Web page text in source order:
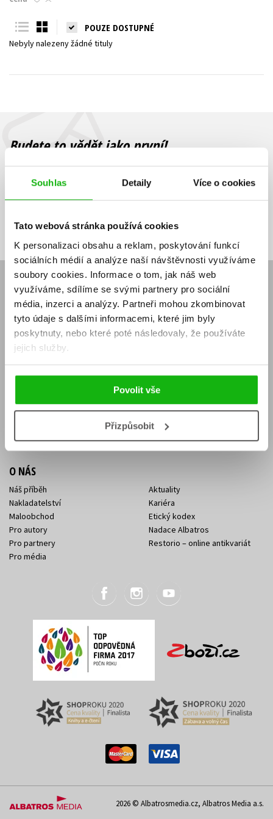
Souhlas Detaily Více o cookies
Tato webová stránka používá cookies
K personalizaci obsahu a reklam, poskytování funkcí
sociálních médií a analýze naší návštěvnosti využíváme
soubory cookies. Informace o tom, jak náš web
využíváme, sdílíme se svými partnery pro sociální
média, inzerci a analýzy. Partneři mohou zkombinovat
tyto údaje s dalšími informacemi, které jim byly
poskytnuty, nebo které poté následovaly, že používáte
jejich služby.
Povolit vše
Přizpůsobit
Young adult (SK)
Všechny tituly
POUZE DOSTUPNÉ
Nebyly nalezeny žádné tituly
Budete to vědět jako první!
Zajímá Vás, jaký knižní hit právě vychází, na jaké zboží je výhodná
sleva, jaká běží soutěž o ceny? Přihlášením k odběru našich e-
souhlasíte se zpracováním osobních údajů
mailová
adresa
mailová
adresa
Vaše e-mailová adresa Přihlásit se
E-SHOP
Aktuality
Naši autoři
Obchodní podmínky
Jak nakoupit
Knižní novinky
Dárkové poukazy
Affiliate program
KONTAKTY
Sídlo společnosti
Kontakty Albatros Media
O NÁS
Náš příběh
Nakladatelství
Maloobchod
Pro autory
Pro partnery
Pro média
Aktuality
Kariéra
Etický kodex
Nadace Albatros
Restorio – online antikvariát
2026 © Albatrosmedia.cz, Albatros Media a.s.